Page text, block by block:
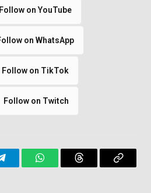
Follow on YouTube
on WhatsApp
Follow on TikTok
Follow on Twitch
TelegramWhatsAppThreads Copy